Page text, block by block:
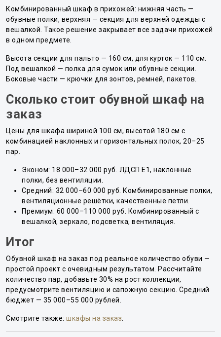
Комбинированный шкаф в прихожей: нижняя часть —
обувные полки, верхняя — секция для верхней одежды с
вешалкой. Такое решение закрывает все задачи прихожей
в одном предмете.
Высота секции для пальто — 160 см, для курток — 110 см.
Под вешалкой — полка для сумок или обувные секции.
Боковые части — крючки для зонтов, ремней, пакетов.
Сколько стоит обувной шкаф на
заказ
Цены для шкафа шириной 100 см, высотой 180 см с
комбинацией наклонных и горизонтальных полок, 20–25
пар.
Эконом: 18 000–32 000 руб. ЛДСП E1, наклонные
полки, без вентиляции.
Средний: 32 000–60 000 руб. Комбинированные полки,
вентиляционные решётки, качественные петли.
Премиум: 60 000–110 000 руб. Комбинированный с
вешалкой, зеркало, подсветка, вентиляция.
Итог
Обувной шкаф на заказ под реальное количество обуви —
простой проект с очевидным результатом. Рассчитайте
количество пар, добавьте 30% на рост коллекции,
предусмотрите вентиляцию и сапожную секцию. Средний
бюджет — 35 000–55 000 рублей.
Смотрите также: шкафы на заказ